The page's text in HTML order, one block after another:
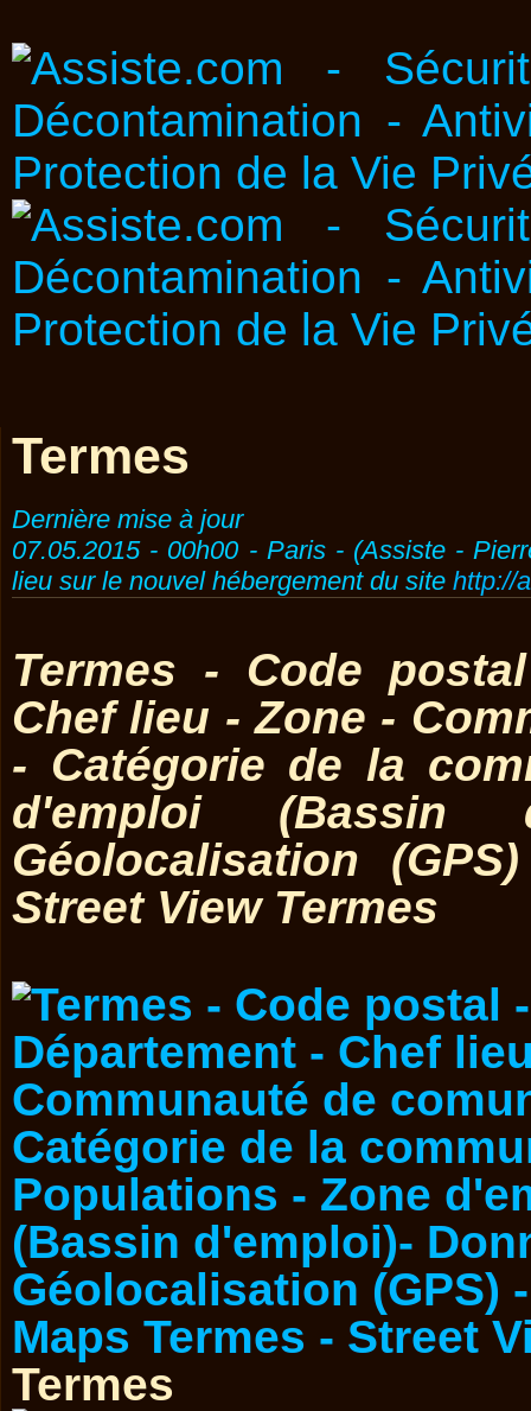
Termes
Dernière mise à jour
07.05.2015 - 00h00 - Paris - (Assiste -
lieu sur le nouvel hébergement du site http://
Termes - Code
Chef lieu - Zone -
- Catégorie de la
d'emploi (Bassin
Géolocalisation
Street View Termes
Termes